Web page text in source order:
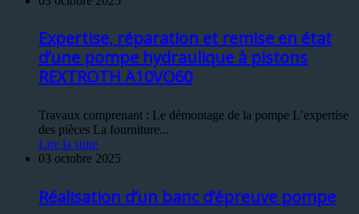
Expertise, réparation et remise en état
d’une pompe hydraulique à pistons
REXTROTH A10VO60
Travaux comprenant : Le démontage de la pompe L’expertise
des pièces La fourniture...
Lire la suite
03 octobre 2025
Réalisation d’un banc d’épreuve pompe